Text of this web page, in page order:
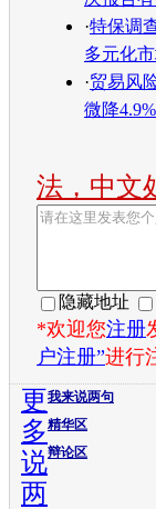
·特保调
多元化
·贸易风
微降4.9%
法，中文
隐藏地址
*欢迎您注册
户注册”进行
我来说两句
精华区
辩论区
更
多
说
两